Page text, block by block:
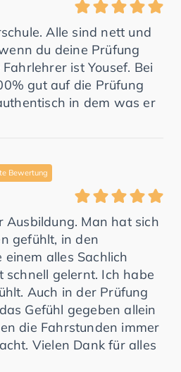
Alle sind nett und
du deine Prüfung
ist Yousef. Bei
gut auf die Prüfung
in dem was er
Bewertung
Ausbildung. Man hat sich
gefühlt, in den
alles Sachlich
gelernt. Ich habe
Auch in der Prüfung
Gefühl gegeben allein
die Fahrstunden immer
Vielen Dank für alles